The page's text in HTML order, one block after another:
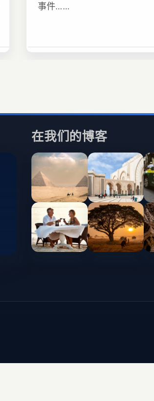
事件……
在我们的博客